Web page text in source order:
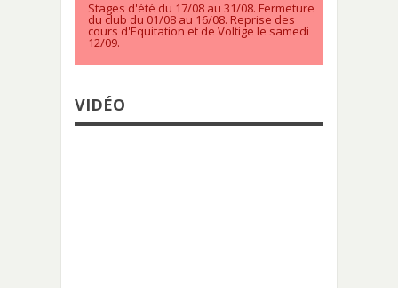
Stages d'été du 17/08 au 31/08. Fermeture
du club du 01/08 au 16/08. Reprise des
cours d'Equitation et de Voltige le samedi
12/09.
VIDÉO